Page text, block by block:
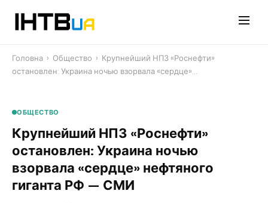
Головна › Общество › Крупнейший НПЗ «Роснефти»
остановлен: Украина ночью взорвала «сердце»…
ОБЩЕСТВО
Крупнейший НПЗ «Роснефти»
остановлен: Украина ночью
взорвала «сердце» нефтяного
гиганта РФ — СМИ